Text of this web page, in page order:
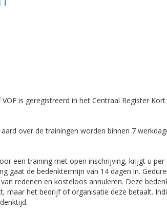
is geregistreerd in het Centraal Register
over de trainingen worden binnen 7
een training met open inschrijving, krijgt u
gaat de bedenktermijn van 14 dagen in.
redenen en kosteloos annuleren. Deze
maar het bedrijf of organisatie deze betaalt.